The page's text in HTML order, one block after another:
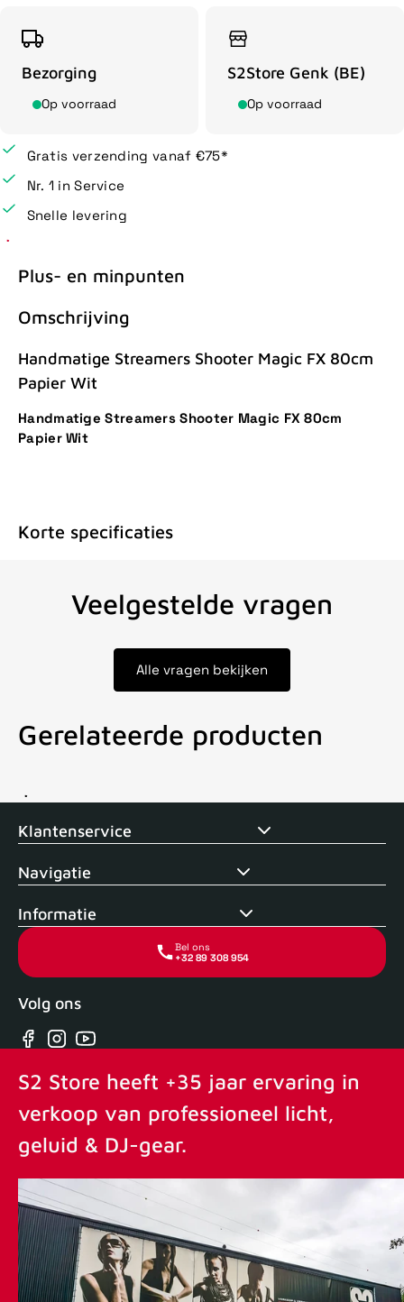
Bezorging
Op voorraad
S2Store Genk (BE)
Op voorraad
Gratis verzending vanaf €75*
Nr. 1 in Service
Snelle levering
Plus- en minpunten
Omschrijving
Handmatige Streamers Shooter Magic FX 80cm
Papier Wit
Handmatige Streamers Shooter Magic FX 80cm
Papier Wit
Korte specificaties
Veelgestelde vragen
Alle vragen bekijken
Gerelateerde producten
Voor 15uur besteld, zelfde dag verstuurd Echte winkel +35
Klantenservice
Navigatie
Informatie
Bel ons
+32 89 308 954
Volg ons
Facebook
Instagram
YouTube
S2 Store heeft +35 jaar ervaring in
verkoop van professioneel licht,
geluid & DJ-gear.